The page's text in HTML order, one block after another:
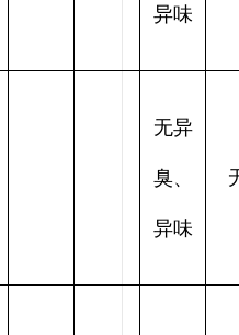
异味
无异
臭、
异味